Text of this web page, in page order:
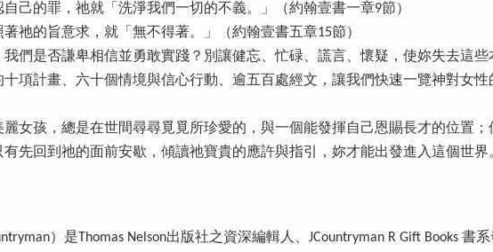
己的罪，祂就「洗淨我們一切的不義。」（約翰壹書一章9節）
祂的旨意求，就「無不得著。」（約翰壹書五章15節）
們是否謙卑相信並勇敢實踐？別讓健忘、忙碌、謊言、懷疑，使妳失去這些
項計畫、六十個情境與信心行動、逾五百處經文，讓我們快速一覽神對女性
女孩，總是在世間尋尋覓覓所珍愛的，與一個能發揮自己恩賜長才的位置
先回到祂的面前安歇，傾讀祂寶貴的應許與指引，妳才能出發進入這個世界
）是Thomas Nelson出版社之資深編輯人、JCountryman R Gift Books